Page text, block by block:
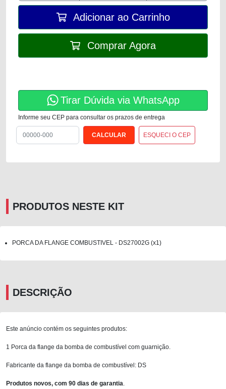
Adicionar ao Carrinho
Comprar Agora
Tirar Dúvida via WhatsApp
Informe seu CEP para consultar os prazos de entrega
ESQUECI O CEP
PRODUTOS NESTE KIT
PORCA DA FLANGE COMBUSTIVEL - DS27002G (x1)
DESCRIÇÃO
Este anúncio contém os seguintes produtos:
1 Porca da flange da bomba de combustível com guarnição.
Fabricante da flange da bomba de combustível: DS
Produtos novos, com 90 dias de garantia